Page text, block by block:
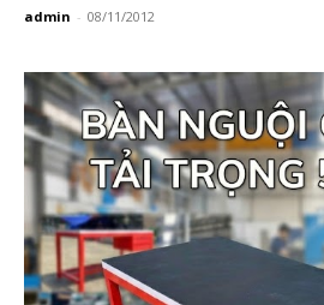
admin - 08/11/2012